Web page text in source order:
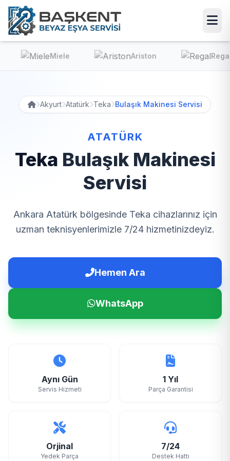
Miele Ariston Regal
Akyurt Atatürk Teka Bulaşık Makinesi Servisi
ATATÜRK
Teka Bulaşık Makinesi
Servisi
Ankara Atatürk bölgesinde Teka cihazlarınız için
uzman teknisyenlerimizle 7/24 hizmetinizdeyiz.
Hemen Ara
WhatsApp
Aynı Gün
Servis Hizmeti
1 Yıl
Parça Garantisi
Orjinal
Yedek Parça
7/24
Destek Hattı